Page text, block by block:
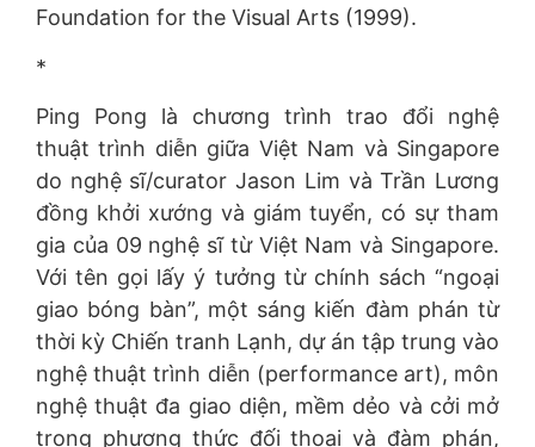
Foundation for the Visual Arts (1999).
*
Ping Pong là chương trình trao đổi nghệ
thuật trình diễn giữa Việt Nam và Singapore
do nghệ sĩ/curator Jason Lim và Trần Lương
đồng khởi xướng và giám tuyển, có sự tham
gia của 09 nghệ sĩ từ Việt Nam và Singapore.
Với tên gọi lấy ý tưởng từ chính sách “ngoại
giao bóng bàn”, một sáng kiến đàm phán từ
thời kỳ Chiến tranh Lạnh, dự án tập trung vào
nghệ thuật trình diễn (performance art), môn
nghệ thuật đa giao diện, mềm dẻo và cởi mở
trong phương thức đối thoại và đàm phán,